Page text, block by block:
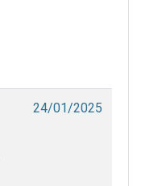
24/01/2025